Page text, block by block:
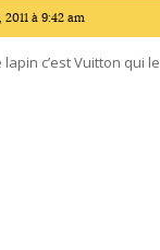
à 9:42 am
c’est Vuitton qui